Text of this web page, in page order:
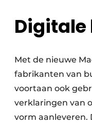
Met de nieuwe
fabrikanten van
voortaan ook
verklaringen van
vorm aanleveren.